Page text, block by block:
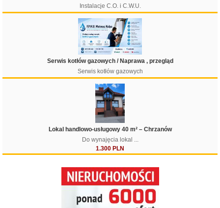
Filtruj
Instalacje C.O. i C.W.U.
Serwis kotłów gazowych / Naprawa , przegląd
Serwis kotłów gazowych
Lokal handlowo-usługowy 40 m² – Chrzanów
Do wynajęcia lokal ...
1.300 PLN